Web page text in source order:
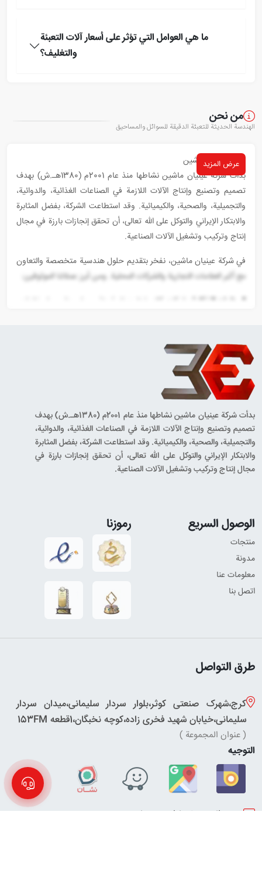
ما هي العوامل التي تؤثر على أسعار آلات التعبئة
والتغليف؟
من نحن
الهندسة الحديثة للتعبئة الدقيقة للسوائل والمساحيق
شركة عينيان ماشين
بدأت شركة عينيان ماشين نشاطها منذ عام 2001م (1380هـ.ش) بهدف
تصميم وتصنيع وإنتاج الآلات اللازمة في الصناعات الغذائية، والدوائية،
والتجميلية، والصحية، والكيميائية. وقد استطاعت الشركة، بفضل المثابرة
والابتكار الإيراني والتوكل على الله تعالى، أن تحقق إنجازات بارزة في مجال
إنتاج وتركيب وتشغيل الآلات الصناعية.
في شركة عينيان ماشين، نفخر بتقديم حلول هندسية متخصصة والتعاون
مع أكبر العلامات التجارية والشركات المحلية. ومن أبرز عملائنا الموثوقين:
الصناعات الغذائية:
الصناعات الدوائية والكيميائية:
الجامعي، شركة إكسير للأدوية، كيميا فام، وسبيد متين للأدوية.
الصناعات التجميلية والصحية:
وشركة پاكشو.
نحن ملتزمون بتقديم خدمات شاملة تشمل جميع المراحل من التصميم
الأولي إلى التركيب والتشغيل الكامل للمعدات، مما جعلنا من أبرز موردي
الآلات الصناعية في مختلف القطاعات.
لماذا تختار عينيان ماشين؟
التعاون مع أبرز العلامات التجارية المحلية
ضمان الجودة والدعم المستمر
من خلال اختيارك لشركة عينيان ماشين، ستحصل على أحدث الحلول
الصناعية المصممة خصيصًا لتلبية احتياجاتك وتنفيذها بأعلى معايير
عرض المزيد
بدأت شركة عينيان ماشين نشاطها منذ عام 2001م (1380هـ.ش) بهدف
تصميم وتصنيع وإنتاج الآلات اللازمة في الصناعات الغذائية، والدوائية،
والتجميلية، والصحية، والكيميائية. وقد استطاعت الشركة، بفضل المثابرة
والابتكار الإيراني والتوكل على الله تعالى، أن تحقق إنجازات بارزة في
مجال إنتاج وتركيب وتشغيل الآلات الصناعية.
الوصول السريع
منتجات
مدونة
معلومات عنا
اتصل بنا
رموزنا
طرق التواصل
کرج،شهرک صنعتی کوثر،بلوار سردار سلیمانی،میدان سردار
سلیمانی،خیابان شهید فخری زاده،کوچه نخبگان،1قطعه 153FM
( عنوان المجموعة )
التوجيه
eynianmashin@gmail.com